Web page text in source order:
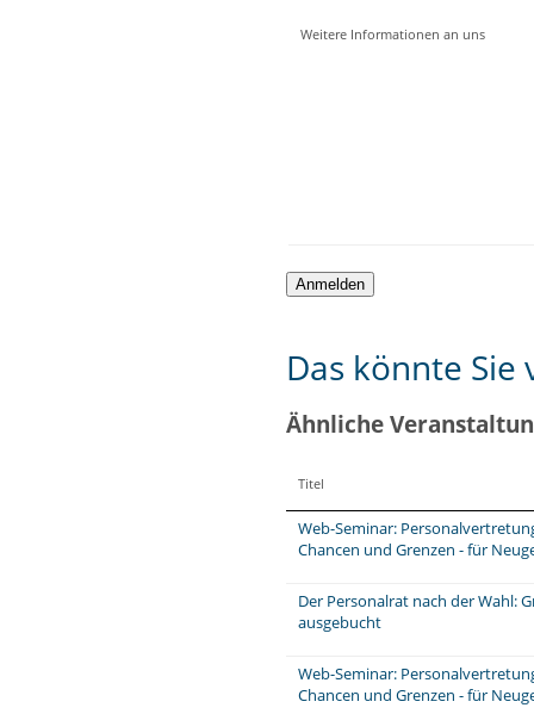
Weitere Informationen an uns
Das könnte
Ähnliche
Titel
Web-Seminar:
Chancen und Grenzen - für
Der Personalrat nach der Wahl:
ausgebucht
Web-Seminar:
Chancen und Grenzen - für